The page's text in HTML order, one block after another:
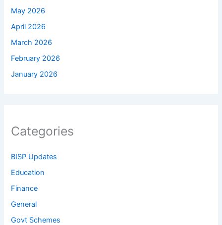
May 2026
April 2026
March 2026
February 2026
January 2026
Categories
BISP Updates
Education
Finance
General
Govt Schemes